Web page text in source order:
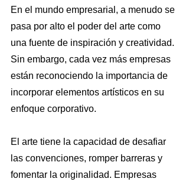
En el mundo empresarial, a menudo se
pasa por alto el poder del arte como
una fuente de inspiración y creatividad.
Sin embargo, cada vez más empresas
están reconociendo la importancia de
incorporar elementos artísticos en su
enfoque corporativo.
El arte tiene la capacidad de desafiar
las convenciones, romper barreras y
fomentar la originalidad. Empresas